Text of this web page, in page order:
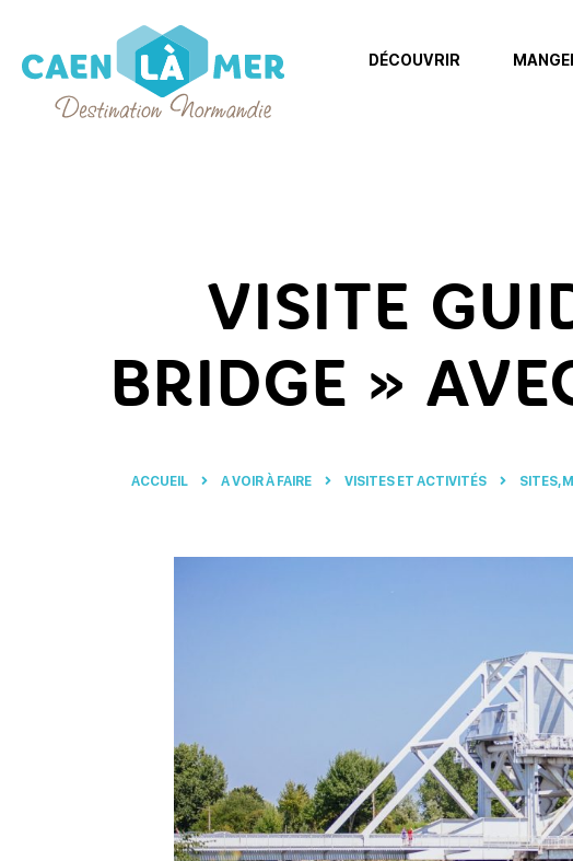
DÉCOUVRIR
VISITE
BRIDGE »
ACCUEIL A VOIR À FAIRE VISITES ET ACTIVITÉS SITES,